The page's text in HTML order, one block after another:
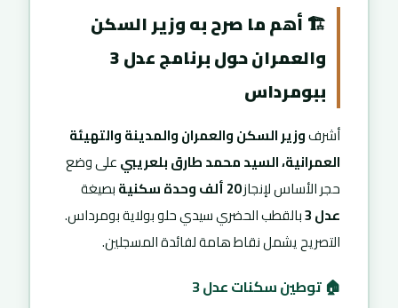
🏗️ أهم ما صرح به وزير السكن
والعمران حول برنامج عدل 3
ببومرداس
أشرفوزير السكن والعمران والمدينة والتهيئة
العمرانية، السيد محمد طارق بلعريبيعلى وضع
حجر الأساس لإنجاز20 ألف وحدة سكنية
بصيغة
عدل 3 بالقطب الحضري سيدي حلو بولاية بومرداس.
التصريح يشمل نقاط هامة لفائدة المسجلين.
🏠 توطين سكنات عدل 3